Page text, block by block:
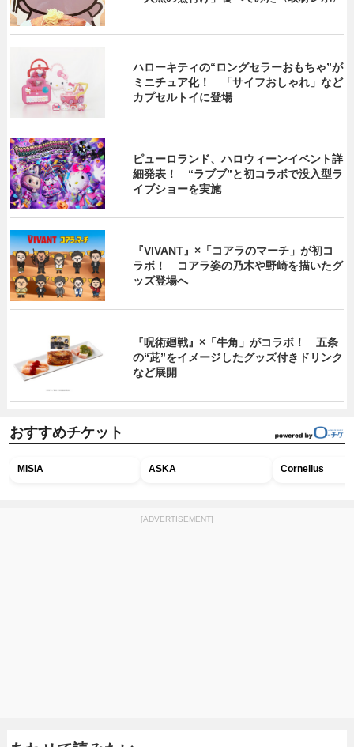
ハローキティの“ロングセラーおもちゃ”が
ミニチュア化！ 「サイフおしゃれ」など
カプセルトイに登場
ピューロランド、ハロウィーンイベント詳
細発表！ “ラブブ”と初コラボで没入型ラ
イブショーを実施
『VIVANT』×「コアラのマーチ」が初コ
ラボ！ コアラ姿の乃木や野崎を描いたグ
ッズ登場へ
『呪術廻戦』×「牛角」がコラボ！ 五条
の“茈”をイメージしたグッズ付きドリンク
など展開
おすすめチケット
MISIA ASKA Cornelius
[ADVERTISEMENT]